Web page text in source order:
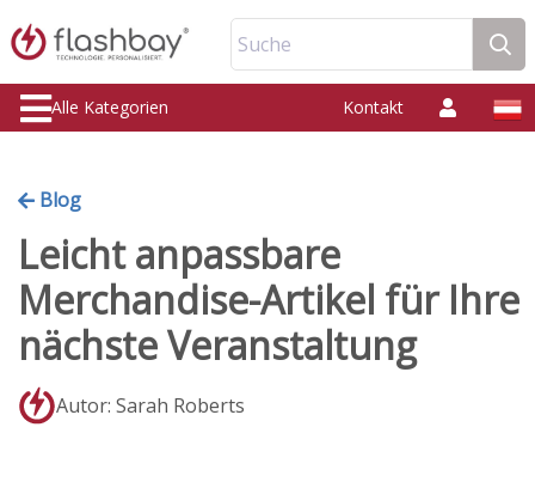
Suche
Alle Kategorien Kontakt
Blog
Leicht anpassbare
Merchandise-Artikel für Ihre
nächste Veranstaltung
Autor: Sarah Roberts